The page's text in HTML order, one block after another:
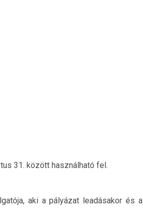
31. között használható fel.
aki a pályázat leadásakor és a